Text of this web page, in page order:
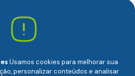
Conjunto 14, (Edifício Paulista) -
Consolação – São Paulo/SP
Usamos cookies para melhorar sua
personalizar conteúdos e analisar